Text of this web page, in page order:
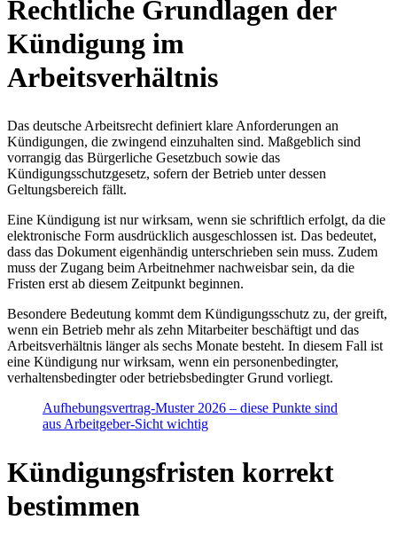
Rechtliche Grundlagen der
Kündigung im
Arbeitsverhältnis
Das deutsche Arbeitsrecht definiert klare Anforderungen an
Kündigungen, die zwingend einzuhalten sind. Maßgeblich sind
vorrangig das Bürgerliche Gesetzbuch sowie das
Kündigungsschutzgesetz, sofern der Betrieb unter dessen
Geltungsbereich fällt.
Eine Kündigung ist nur wirksam, wenn sie schriftlich erfolgt, da die
elektronische Form ausdrücklich ausgeschlossen ist. Das bedeutet,
dass das Dokument eigenhändig unterschrieben sein muss. Zudem
muss der Zugang beim Arbeitnehmer nachweisbar sein, da die
Fristen erst ab diesem Zeitpunkt beginnen.
Besondere Bedeutung kommt dem Kündigungsschutz zu, der greift,
wenn ein Betrieb mehr als zehn Mitarbeiter beschäftigt und das
Arbeitsverhältnis länger als sechs Monate besteht. In diesem Fall ist
eine Kündigung nur wirksam, wenn ein personenbedingter,
verhaltensbedingter oder betriebsbedingter Grund vorliegt.
Aufhebungsvertrag-Muster 2026 – diese Punkte sind
aus Arbeitgeber-Sicht wichtig
Kündigungsfristen korrekt
bestimmen